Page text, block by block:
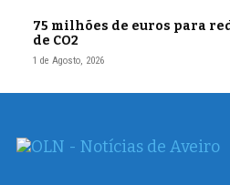
75 milhões de euros para
de CO2
1 de Agosto, 2026